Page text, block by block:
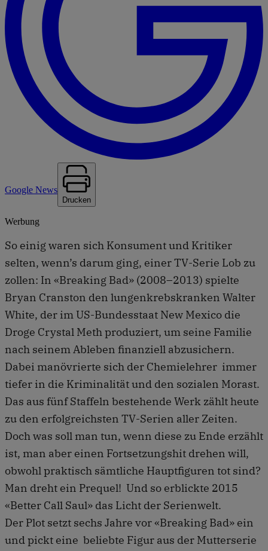
Google News
Drucken
Werbung
So einig waren sich Konsument und Kritiker
selten, wenn’s darum ging, einer TV-Serie Lob zu
zollen: In «Breaking Bad» (2008–2013) spielte
Bryan Cranston den lungenkrebskranken Walter
White, der im US-Bundesstaat New Mexico die
Droge Crystal Meth produziert, um seine Familie
nach seinem Ableben finanziell abzusichern.
Dabei manövrierte sich der Chemielehrer immer
tiefer in die Kriminalität und den sozialen Morast.
Das aus fünf Staffeln bestehende Werk zählt heute
zu den erfolgreichsten TV-Serien aller Zeiten.
Doch was soll man tun, wenn diese zu Ende erzählt
ist, man aber einen Fortsetzungshit drehen will,
obwohl praktisch sämtliche Hauptfiguren tot sind?
Man dreht ein Prequel! Und so erblickte 2015
«Better Call Saul» das Licht der Serienwelt.
Der Plot setzt sechs Jahre vor «Breaking Bad» ein
und pickt eine beliebte Figur aus der Mutterserie